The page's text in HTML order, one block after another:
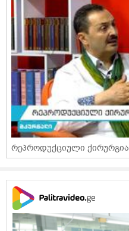
რეპროდუქციული ქირურგია